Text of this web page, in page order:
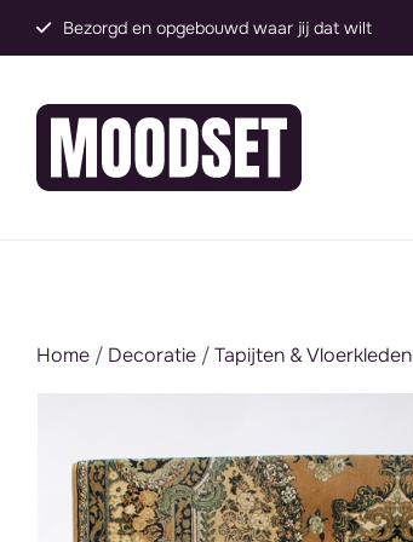
Groot assortiment, direct inzetbaar
Home / Decoratie /Tapijten & Vloerkleden